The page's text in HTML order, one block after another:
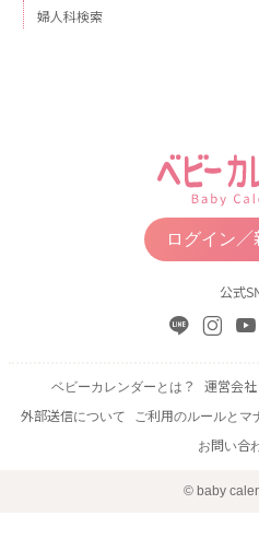
婦人科検索
ログイン／
公式
ベビーカレンダーとは？ 運営会社
外部送信について
ご利用のルールとマ
お問い合
© baby